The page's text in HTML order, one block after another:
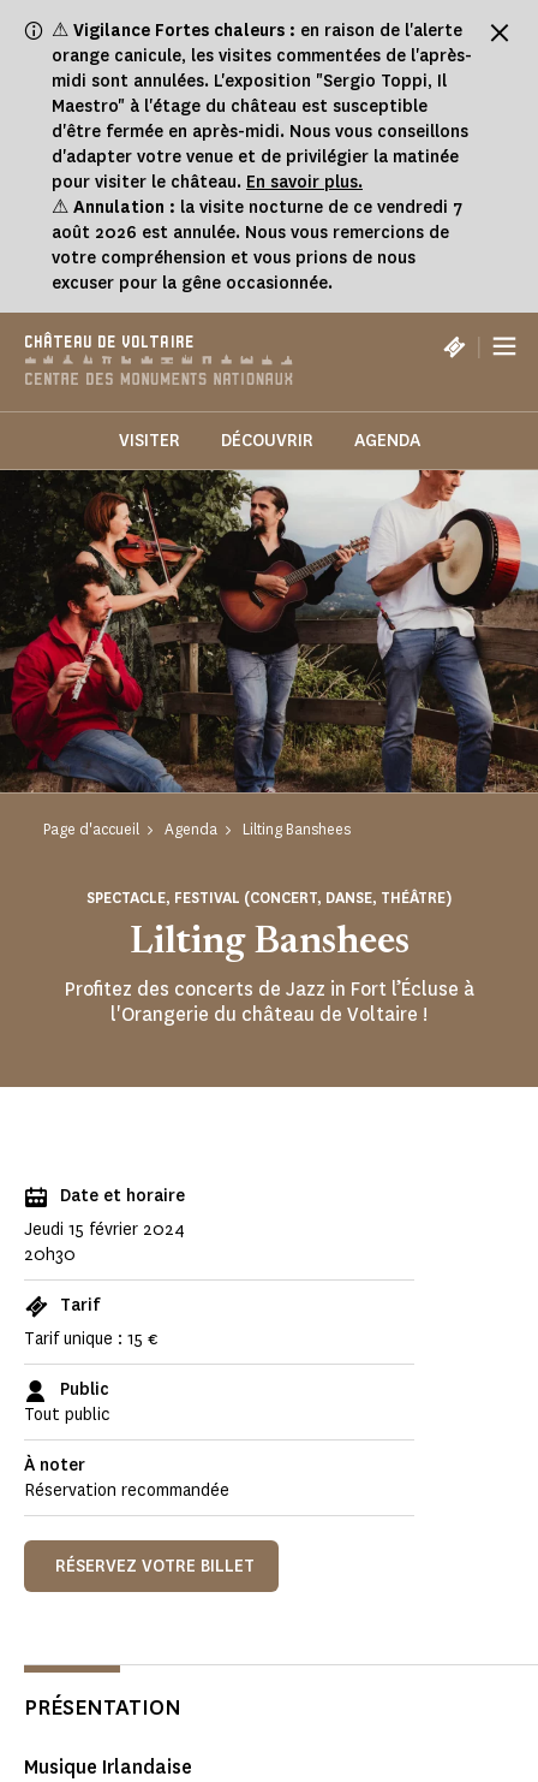
⚠ Vigilance Fortes chaleurs : en raison de l'alerte
orange canicule, les visites commentées de l'après-
midi sont annulées. L'exposition "Sergio Toppi, Il
Maestro" à l'étage du château est susceptible
d'être fermée en après-midi. Nous vous conseillons
d'adapter votre venue et de privilégier la matinée
pour visiter le château. En savoir plus.
⚠ Annulation : la visite nocturne de ce vendredi 7
août 2026 est annulée. Nous vous remercions de
votre compréhension et vous prions de nous
excuser pour la gêne occasionnée.
CHÂTEAU DE VOLTAIRE |
VISITER DÉCOUVRIR AGENDA
Page d'accueil Agenda Lilting Banshees
Lilting Banshees
SPECTACLE, FESTIVAL (CONCERT, DANSE, THÉÂTRE)
Profitez des concerts de Jazz in Fort l’Écluse à
l'Orangerie du château de Voltaire !
Date et horaire
Jeudi 15 février 2024
20h30
Tarif
Tarif unique : 15 €
Public
Tout public
À noter
Réservation recommandée
RÉSERVEZ VOTRE BILLET
PRÉSENTATION
Musique Irlandaise